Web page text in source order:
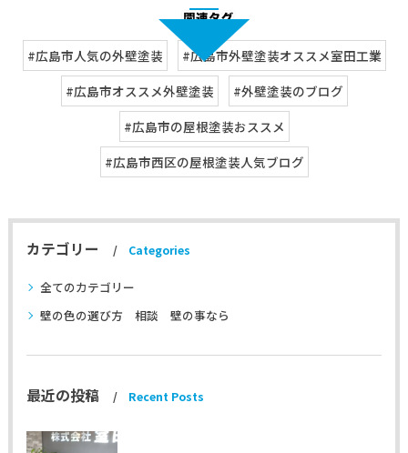
#広島市人気の外壁塗装
#広島市外壁塗装オススメ室田工業
#広島市オススメ外壁塗装
#外壁塗装のブログ
#広島市の屋根塗装おススメ
#広島市西区の屋根塗装人気ブログ
カテゴリー Categories
全てのカテゴリー
壁の色の選び方 相談 壁の事なら
最近の投稿 Recent Posts